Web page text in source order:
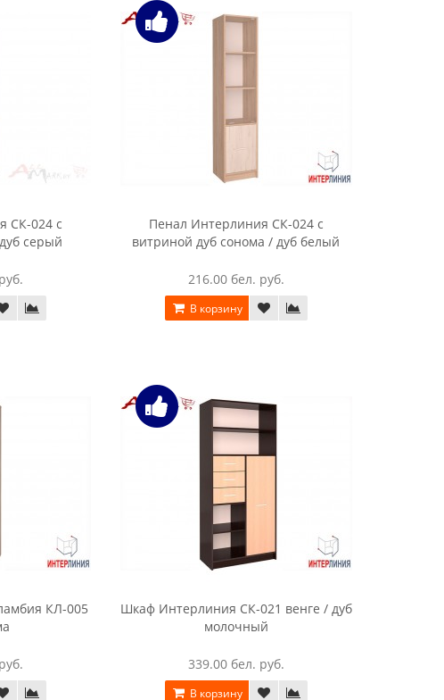
СК-024 с
серый
Пенал Интерлиния СК-024 с
витриной дуб сонома / дуб белый
216.00 бел. руб.
В корзину
КЛ-005
Шкаф Интерлиния СК-021 венге / дуб
молочный
339.00 бел. руб.
В корзину